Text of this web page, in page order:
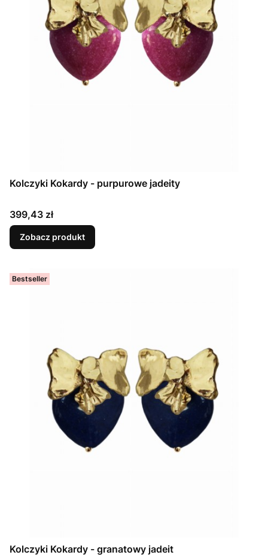
Kolczyki Kokardy - purpurowe jadeity
Cena
399,43 zł
Zobacz produkt
Bestseller
Kolczyki Kokardy - granatowy jadeit